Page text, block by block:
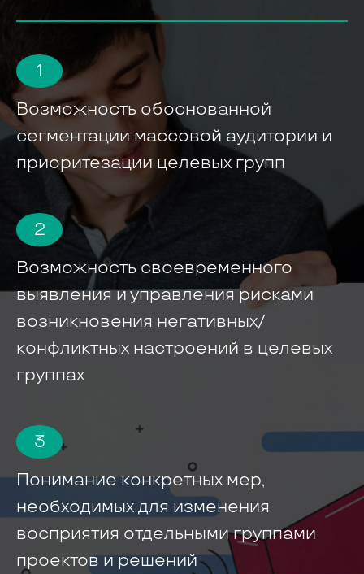
1
Возможность обоснованной
сегментации массовой аудитории и
приоритезации целевых групп
2
Возможность своевременного
выявления и управления рисками
возникновения негативных/
конфликтных настроений в целевых
группах
3
Понимание конкретных мер,
необходимых для изменения
восприятия отдельными группами
проектов и решений